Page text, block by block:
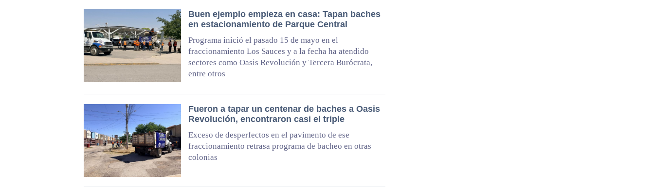
Buen ejemplo empieza en casa: Tapan baches
en estacionamiento de Parque Central
Programa inició el pasado 15 de mayo en el
fraccionamiento Los Sauces y a la fecha ha atendido
sectores como Oasis Revolución y Tercera Burócrata,
entre otros
Fueron a tapar un centenar de baches a Oasis
Revolución, encontraron casi el triple
Exceso de desperfectos en el pavimento de ese
fraccionamiento retrasa programa de bacheo en otras
colonias